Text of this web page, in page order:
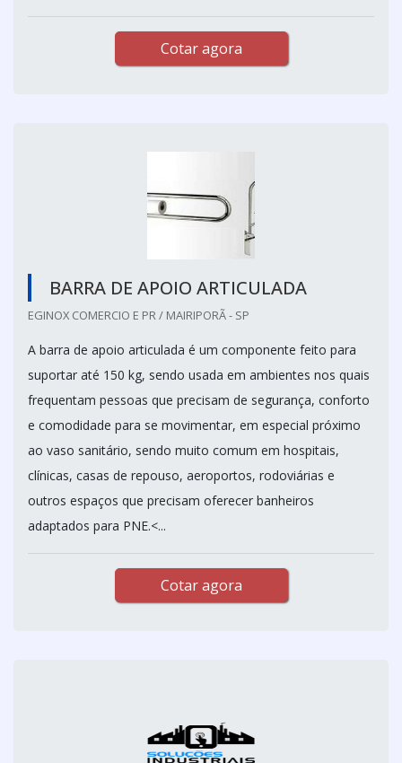
Cotar agora
BARRA DE APOIO ARTICULADA
EGINOX COMERCIO E PR / MAIRIPORÃ - SP
A barra de apoio articulada é um componente feito para
suportar até 150 kg, sendo usada em ambientes nos quais
frequentam pessoas que precisam de segurança, conforto
e comodidade para se movimentar, em especial próximo
ao vaso sanitário, sendo muito comum em hospitais,
clínicas, casas de repouso, aeroportos, rodoviárias e
outros espaços que precisam oferecer banheiros
adaptados para PNE.<...
Cotar agora